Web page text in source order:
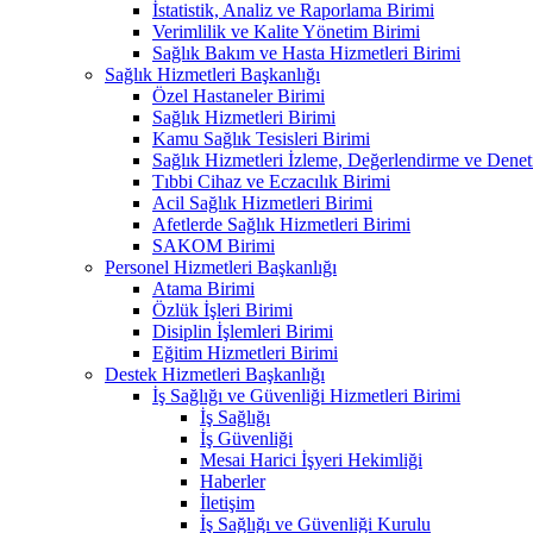
İstatistik, Analiz ve Raporlama Birimi
Verimlilik ve Kalite Yönetim Birimi
Sağlık Bakım ve Hasta Hizmetleri Birimi
Sağlık Hizmetleri Başkanlığı
Özel Hastaneler Birimi
Sağlık Hizmetleri Birimi
Kamu Sağlık Tesisleri Birimi
Sağlık Hizmetleri İzleme, Değerlendirme ve
Tıbbi Cihaz ve Eczacılık Birimi
Acil Sağlık Hizmetleri Birimi
Afetlerde Sağlık Hizmetleri Birimi
SAKOM Birimi
Personel Hizmetleri Başkanlığı
Atama Birimi
Özlük İşleri Birimi
Disiplin İşlemleri Birimi
Eğitim Hizmetleri Birimi
Destek Hizmetleri Başkanlığı
İş Sağlığı ve Güvenliği Hizmetleri Birimi
İş Sağlığı
İş Güvenliği
Mesai Harici İşyeri Hekimliği
Haberler
İletişim
İş Sağlığı ve Güvenliği Kurulu